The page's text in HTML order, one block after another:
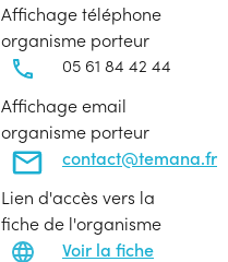
Affichage téléphone
organisme porteur
05 61 84 42 44
Affichage email
organisme porteur
contact@temana.fr
Lien d'accès vers la
fiche de l'organisme
Voir la fiche